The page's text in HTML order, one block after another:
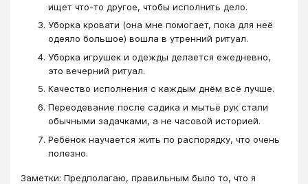
ищет что-то другое, чтобы исполнить дело.
Уборка кровати (она мне помогает, пока для неё
одеяло большое) вошла в утренний ритуал.
Уборка игрушек и одежды делается ежедневно,
это вечерний ритуал.
Качество исполнения с каждым днём всё лучше.
Переодевание после садика и мытьё рук стали
обычными задачками, а не часовой историей.
Ребёнок научается жить по распорядку, что очень
полезно.
Заметки: Предполагаю, правильным было то, что я